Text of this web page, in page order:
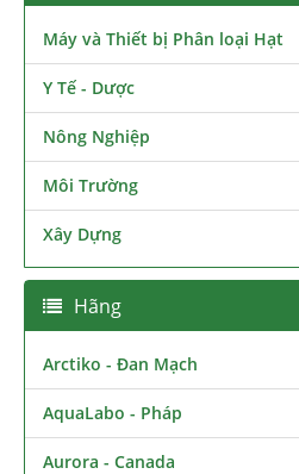
Máy và Thiết bị Phân loại Hạt
Y Tế - Dược
Nông Nghiệp
Môi Trường
Xây Dựng
Hãng
Arctiko - Đan Mạch
AquaLabo - Pháp
Aurora - Canada